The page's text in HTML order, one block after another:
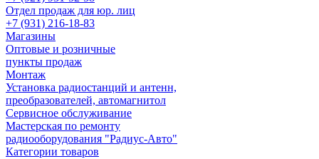
Отдел продаж для юр. лиц
+7 (931) 216-18-83
Магазины
Оптовые и розничные
пункты продаж
Монтаж
Установка радиостанций и антенн,
преобразователей, автомагнитол
Сервисное обслуживание
Мастерская по ремонту
радиооборудования "Радиус-Авто"
Категории товаров